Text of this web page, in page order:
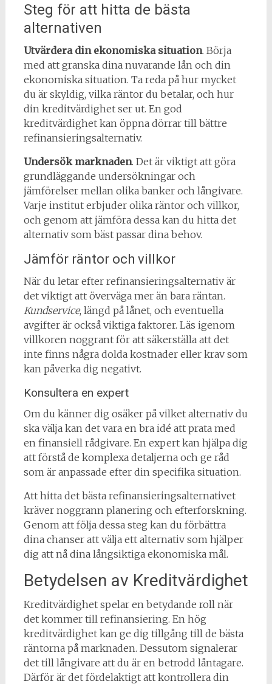
Steg för att hitta de bästa
alternativen
Utvärdera din ekonomiska situation. Börja
med att granska dina nuvarande lån och din
ekonomiska situation. Ta reda på hur mycket
du är skyldig, vilka räntor du betalar, och hur
din kreditvärdighet ser ut. En god
kreditvärdighet kan öppna dörrar till bättre
refinansieringsalternativ.
Undersök marknaden. Det är viktigt att göra
grundläggande undersökningar och
jämförelser mellan olika banker och långivare.
Varje institut erbjuder olika räntor och villkor,
och genom att jämföra dessa kan du hitta det
alternativ som bäst passar dina behov.
Jämför räntor och villkor
När du letar efter refinansieringsalternativ är
det viktigt att överväga mer än bara räntan.
Kundservice, längd på lånet, och eventuella
avgifter är också viktiga faktorer. Läs igenom
villkoren noggrant för att säkerställa att det
inte finns några dolda kostnader eller krav som
kan påverka dig negativt.
Konsultera en expert
Om du känner dig osäker på vilket alternativ du
ska välja kan det vara en bra idé att prata med
en finansiell rådgivare. En expert kan hjälpa dig
att förstå de komplexa detaljerna och ge råd
som är anpassade efter din specifika situation.
Att hitta det bästa refinansieringsalternativet
kräver noggrann planering och efterforskning.
Genom att följa dessa steg kan du förbättra
dina chanser att välja ett alternativ som hjälper
dig att nå dina långsiktiga ekonomiska mål.
Betydelsen av Kreditvärdighet
Kreditvärdighet spelar en betydande roll när
det kommer till refinansiering. En hög
kreditvärdighet kan ge dig tillgång till de bästa
räntorna på marknaden. Dessutom signalerar
det till långivare att du är en betrodd låntagare.
Därför är det fördelaktigt att kontrollera din